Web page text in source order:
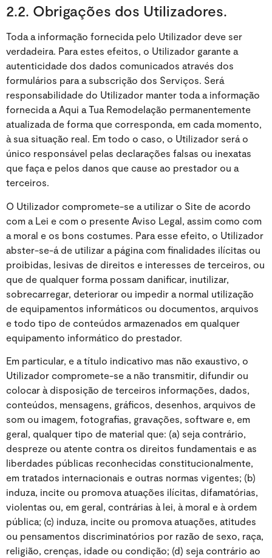
2.2. Obrigações dos Utilizadores.
Toda a informação fornecida pelo Utilizador deve ser
verdadeira. Para estes efeitos, o Utilizador garante a
autenticidade dos dados comunicados através dos
formulários para a subscrição dos Serviços. Será
responsabilidade do Utilizador manter toda a informação
fornecida a Aqui a Tua Remodelação permanentemente
atualizada de forma que corresponda, em cada momento,
à sua situação real. Em todo o caso, o Utilizador será o
único responsável pelas declarações falsas ou inexatas
que faça e pelos danos que cause ao prestador ou a
terceiros.
O Utilizador compromete-se a utilizar o Site de acordo
com a Lei e com o presente Aviso Legal, assim como com
a moral e os bons costumes. Para esse efeito, o Utilizador
abster-se-á de utilizar a página com finalidades ilícitas ou
proibidas, lesivas de direitos e interesses de terceiros, ou
que de qualquer forma possam danificar, inutilizar,
sobrecarregar, deteriorar ou impedir a normal utilização
de equipamentos informáticos ou documentos, arquivos
e todo tipo de conteúdos armazenados em qualquer
equipamento informático do prestador.
Em particular, e a título indicativo mas não exaustivo, o
Utilizador compromete-se a não transmitir, difundir ou
colocar à disposição de terceiros informações, dados,
conteúdos, mensagens, gráficos, desenhos, arquivos de
som ou imagem, fotografias, gravações, software e, em
geral, qualquer tipo de material que: (a) seja contrário,
despreze ou atente contra os direitos fundamentais e as
liberdades públicas reconhecidas constitucionalmente,
em tratados internacionais e outras normas vigentes; (b)
induza, incite ou promova atuações ilícitas, difamatórias,
violentas ou, em geral, contrárias à lei, à moral e à ordem
pública; (c) induza, incite ou promova atuações, atitudes
ou pensamentos discriminatórios por razão de sexo, raça,
religião, crenças, idade ou condição; (d) seja contrário ao